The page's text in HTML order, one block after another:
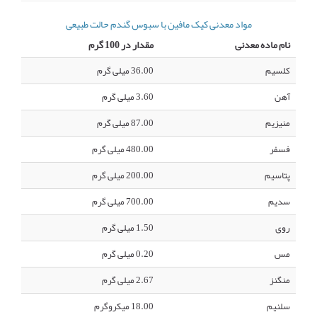
مواد معدنی کیک مافین با سبوس گندم حالت طبیعی
نام ماده معدنی
مقدار در 100 گرم
کلسیم
36.00 میلی گرم
آهن
3.60 میلی گرم
منیزیم
87.00 میلی گرم
فسفر
480.00 میلی گرم
پتاسیم
200.00 میلی گرم
سدیم
700.00 میلی گرم
روی
1.50 میلی گرم
مس
0.20 میلی گرم
منگنز
2.67 میلی گرم
سلنیم
18.00 میکروگرم